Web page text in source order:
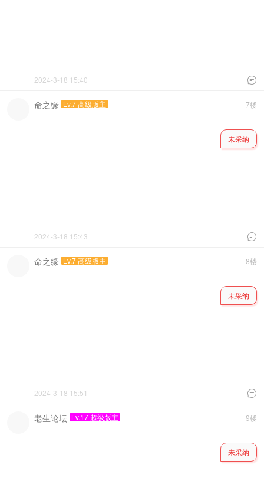

2024-3-18 15:40
7楼
命之缘 Lv.7 高级版主
未采纳

2024-3-18 15:43
8楼
命之缘 Lv.7 高级版主
未采纳

2024-3-18 15:51
9楼
老生论坛 Lv.17 超级版主
未采纳